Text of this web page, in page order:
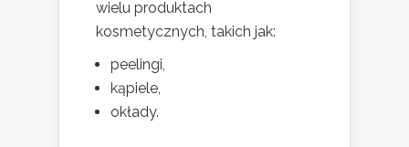
wielu produktach
kosmetycznych, takich jak:
peelingi,
kąpiele,
okłady.